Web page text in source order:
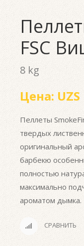
FSC
8 kg
Цена: UZS
Пеллеты
твердых
оригинальный
барбекю
полностью
максимально
ароматом дымка.
СРАВНИТЬ